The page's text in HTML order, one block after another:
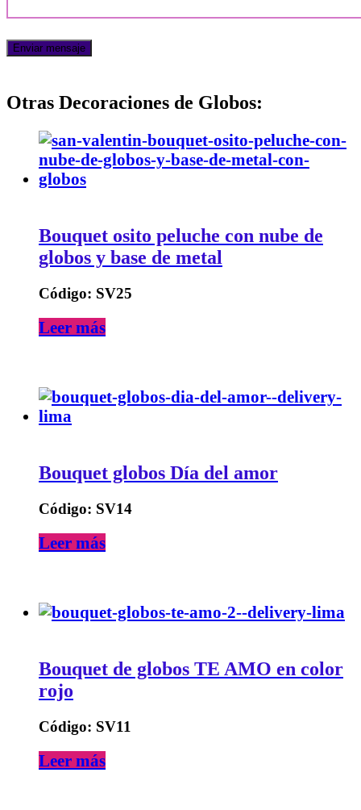
Otras Decoraciones de Globos:
Bouquet osito peluche con nube de
globos y base de metal
Código: SV25
Leer más
Bouquet globos Día del amor
Código: SV14
Leer más
Bouquet de globos TE AMO en color
rojo
Código: SV11
Leer más